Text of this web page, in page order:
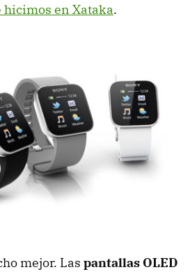
en Xataka.
mejor. Las pantallas OLED